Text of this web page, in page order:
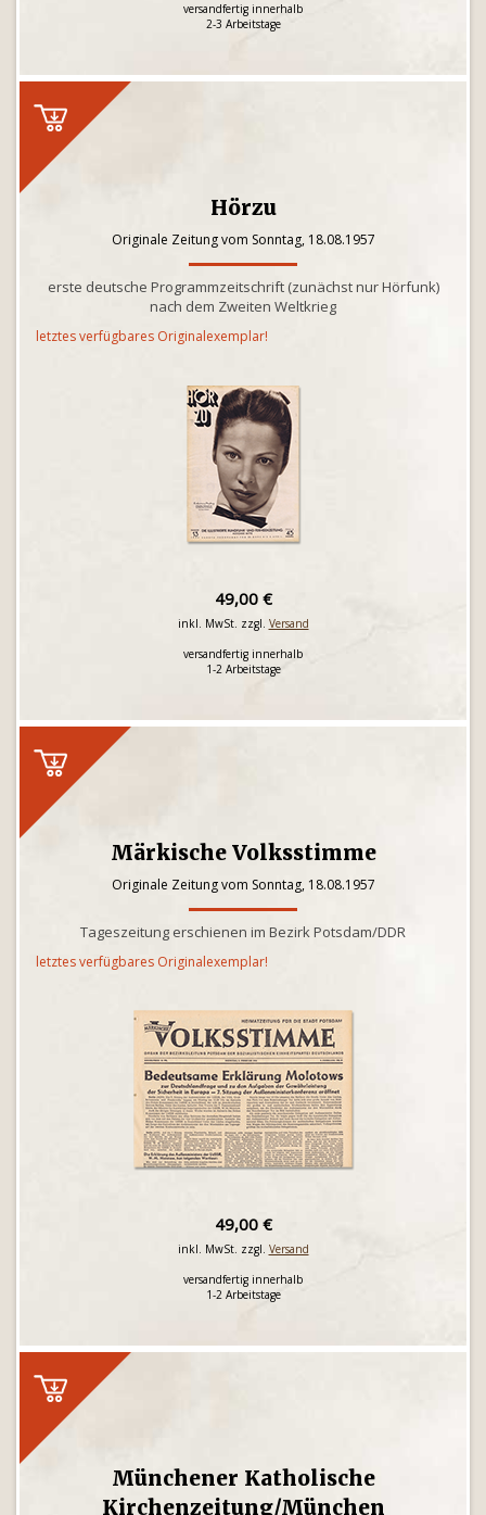
versandfertig innerhalb
2-3 Arbeitstage
Hörzu
Originale Zeitung vom Sonntag, 18.08.1957
erste deutsche Programmzeitschrift (zunächst nur Hörfunk)
nach dem Zweiten Weltkrieg
letztes verfügbares Originalexemplar!
49,00 €
inkl. MwSt. zzgl. Versand
versandfertig innerhalb
1-2 Arbeitstage
Märkische Volksstimme
Originale Zeitung vom Sonntag, 18.08.1957
Tageszeitung erschienen im Bezirk Potsdam/DDR
letztes verfügbares Originalexemplar!
49,00 €
inkl. MwSt. zzgl. Versand
versandfertig innerhalb
1-2 Arbeitstage
Münchener Katholische
Kirchenzeitung/München